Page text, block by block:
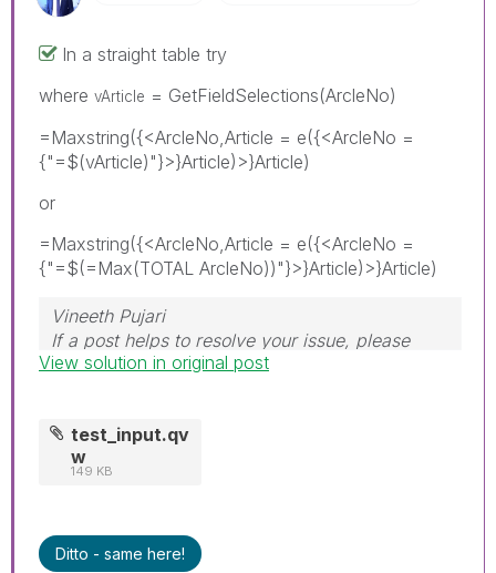
In a straight table try
where vArticle = GetFieldSelections(ArcleNo)
=Maxstring({<ArcleNo,Article = e({<ArcleNo =
{"=$(vArticle)"}>}Article)>}Article)
or
=Maxstring({<ArcleNo,Article = e({<ArcleNo =
{"=$(=Max(TOTAL ArcleNo))"}>}Article)>}Article)
Vineeth Pujari
If a post helps to resolve your issue, please
accept it as a Solution.
View solution in original post
test_input.qv
w
149 KB
Ditto - same here!